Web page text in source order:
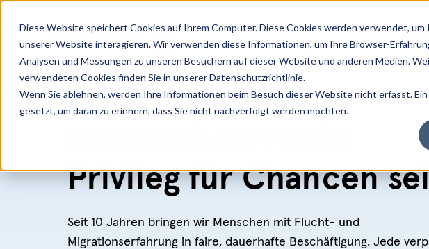
Diese Website speichert Cookies auf Ihrem Computer. Diese Cookies werden verwendet, um
unserer Website interagieren. Wir verwenden diese Informationen, um Ihre Browser-
Analysen und Messungen zu unseren Besuchern auf dieser Website und anderen Medien.
verwendeten Cookies finden Sie in unserer Datenschutzrichtlinie.
Wenn Sie ablehnen, werden Ihre Informationen beim Besuch dieser Website nicht erfasst.
gesetzt, um daran zu erinnern, dass Sie nicht nachverfolgt werden möchten.
SKIP
Privileg für Chancen
Seit 10 Jahren bringen wir Menschen mit Flucht- und
Migrationserfahrung in faire, dauerhafte Beschäftigung. Jede